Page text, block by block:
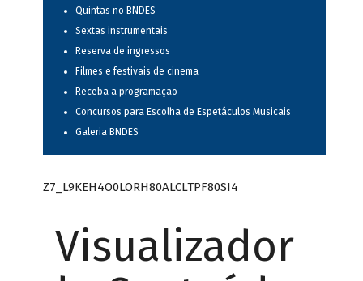
Quintas no BNDES
Sextas instrumentais
Reserva de ingressos
Filmes e festivais de cinema
Receba a programação
Concursos para Escolha de Espetáculos Musicais
Galeria BNDES
Z7_L9KEH4O0LORH80ALCLTPF80SI4
Visualizador